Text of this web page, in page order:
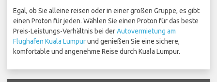
Egal, ob Sie alleine reisen oder in einer großen Gruppe, es gibt
einen Proton für jeden. Wählen Sie einen Proton für das beste
Preis-Leistungs-Verhältnis bei derAutovermietung am
Flughafen Kuala Lumpurund genießen Sie eine sichere,
komfortable und angenehme Reise durch Kuala Lumpur.